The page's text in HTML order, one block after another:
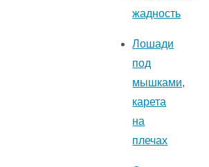
жадность
Лошади
под
мышками,
карета
на
плечах